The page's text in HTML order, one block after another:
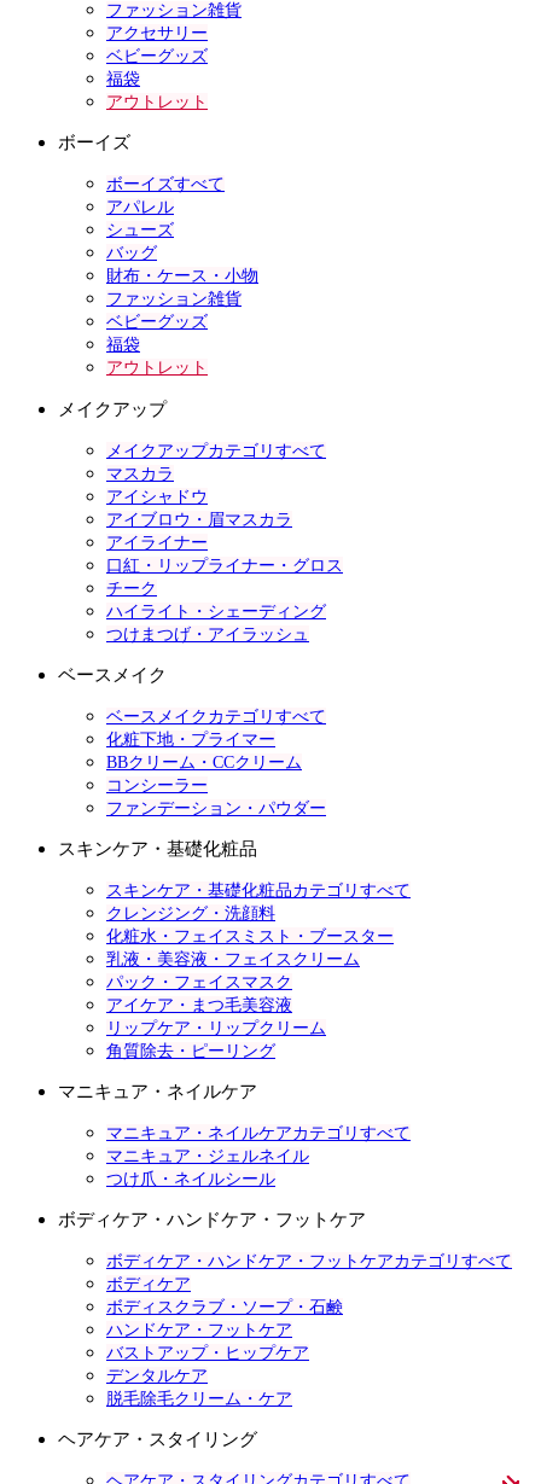
ファッション雑貨
アクセサリー
ベビーグッズ
福袋
アウトレット
ボーイズ
ボーイズすべて
アパレル
シューズ
バッグ
財布・ケース・小物
ファッション雑貨
ベビーグッズ
福袋
アウトレット
メイクアップ
メイクアップカテゴリすべて
マスカラ
アイシャドウ
アイブロウ・眉マスカラ
アイライナー
口紅・リップライナー・グロス
チーク
ハイライト・シェーディング
つけまつげ・アイラッシュ
ベースメイク
ベースメイクカテゴリすべて
化粧下地・プライマー
BBクリーム・CCクリーム
コンシーラー
ファンデーション・パウダー
スキンケア・基礎化粧品
スキンケア・基礎化粧品カテゴリすべて
クレンジング・洗顔料
化粧水・フェイスミスト・ブースター
乳液・美容液・フェイスクリーム
パック・フェイスマスク
アイケア・まつ毛美容液
リップケア・リップクリーム
角質除去・ピーリング
マニキュア・ネイルケア
マニキュア・ネイルケアカテゴリすべて
マニキュア・ジェルネイル
つけ爪・ネイルシール
ボディケア・ハンドケア・フットケア
ボディケア・ハンドケア・フットケアカテゴリすべて
ボディケア
ボディスクラブ・ソープ・石鹸
ハンドケア・フットケア
バストアップ・ヒップケア
デンタルケア
脱毛除毛クリーム・ケア
ヘアケア・スタイリング